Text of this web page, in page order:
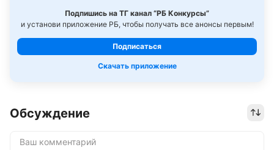
Подпишись на ТГ канал “РБ Конкурсы”
и установи приложение РБ, чтобы получать все анонсы первым!
Подписаться
Скачать приложение
Обсуждение